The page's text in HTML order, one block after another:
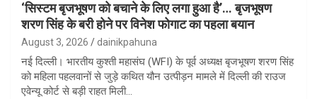
‘सिस्टम बृजभूषण को बचाने के लिए लगा हुआ है’… बृजभूषण
शरण सिंह के बरी होने पर विनेश फोगाट का पहला बयान
August 3, 2026 dainikpahuna
नई दिल्ली। भारतीय कुश्ती महासंघ (WFI) के पूर्व अध्यक्ष बृजभूषण शरण सिंह
को महिला पहलवानों से जुड़े कथित यौन उत्पीड़न मामले में दिल्ली की राउज
एवेन्यू कोर्ट से बड़ी राहत मिली…